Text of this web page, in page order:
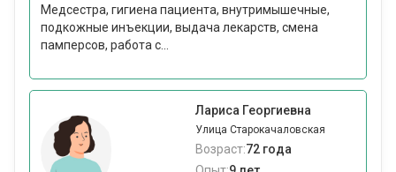
Медсестра, гигиена пациента, внутримышечные,
подкожные инъекции, выдача лекарств, смена
памперсов, работа с...
Лариса Георгиевна
Улица Старокачаловская
Возраст:72 года